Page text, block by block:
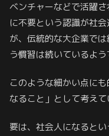
ベンチャーなどで活躍
に不要という認識が社
が、伝統的な大企業で
う慣習は続いているよう
このような細かい点に
なること」として考えて
要は、社会人になると